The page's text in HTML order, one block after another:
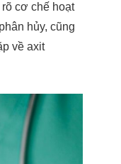
cơ chế hoạt
hủy, cũng
về axit